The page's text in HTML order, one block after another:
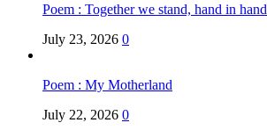
Poem : Together we stand, hand in hand
July 23, 2026 0
Poem : My Motherland
July 22, 2026 0